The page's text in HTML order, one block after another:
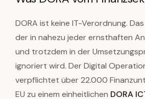
DORA ist keine IT-Verordnung.
der in nahezu jeder ernsthaften
und trotzdem in der
ignoriert wird. Der Digital
verpflichtet über 22.000
EU zu einem einheitlichen DORA